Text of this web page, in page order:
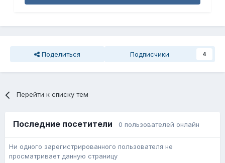
Поделиться Подписчики 4
Перейти к списку тем
Последние посетители 0 пользователей онлайн
Ни одного зарегистрированного пользователя не
просматривает данную страницу